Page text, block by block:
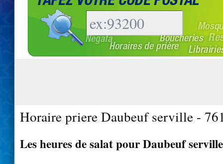
Horaire priere Daubeuf serville -
Les heures de salat pour Daubeuf